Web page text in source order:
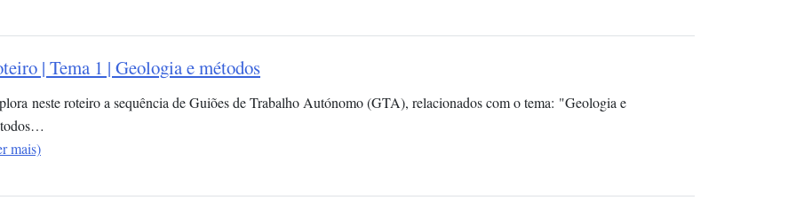
| Tema 1 | Geologia e métodos
neste roteiro a sequência de Guiões de Trabalho Autónomo (GTA), relacionados com o tema: "Geologia e
mais)